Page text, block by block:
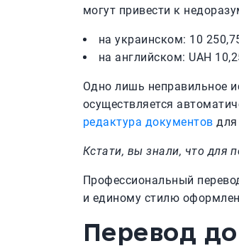
могут привести к
на украинском: 10
на английском: UAH
Одно лишь неправильное
осуществляется
редактура документов для
Кстати, вы знали, что для
Профессиональный
и единому стилю
Перевод